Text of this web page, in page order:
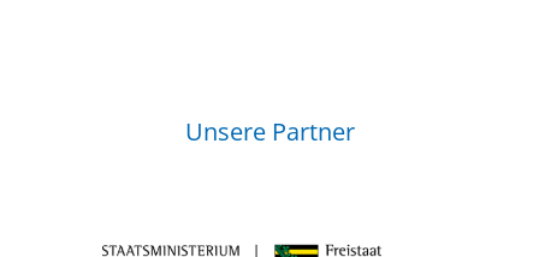
Unsere Partner